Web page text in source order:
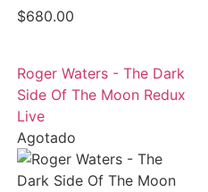
$680.00
Roger Waters - The Dark
Side Of The Moon Redux
Live
Agotado